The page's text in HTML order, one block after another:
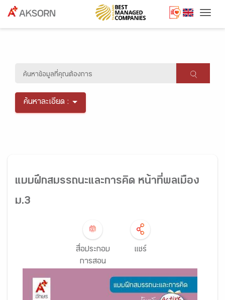
ค้นหาละเอียด :
แบบฝึกสมรรถนะและการคิด หน้าที่พลเมือง
ม.3
สื่อประกอบ
การสอน
แชร์